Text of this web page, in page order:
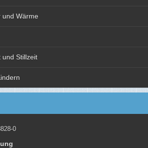
und Wärme
und Stillzeit
0